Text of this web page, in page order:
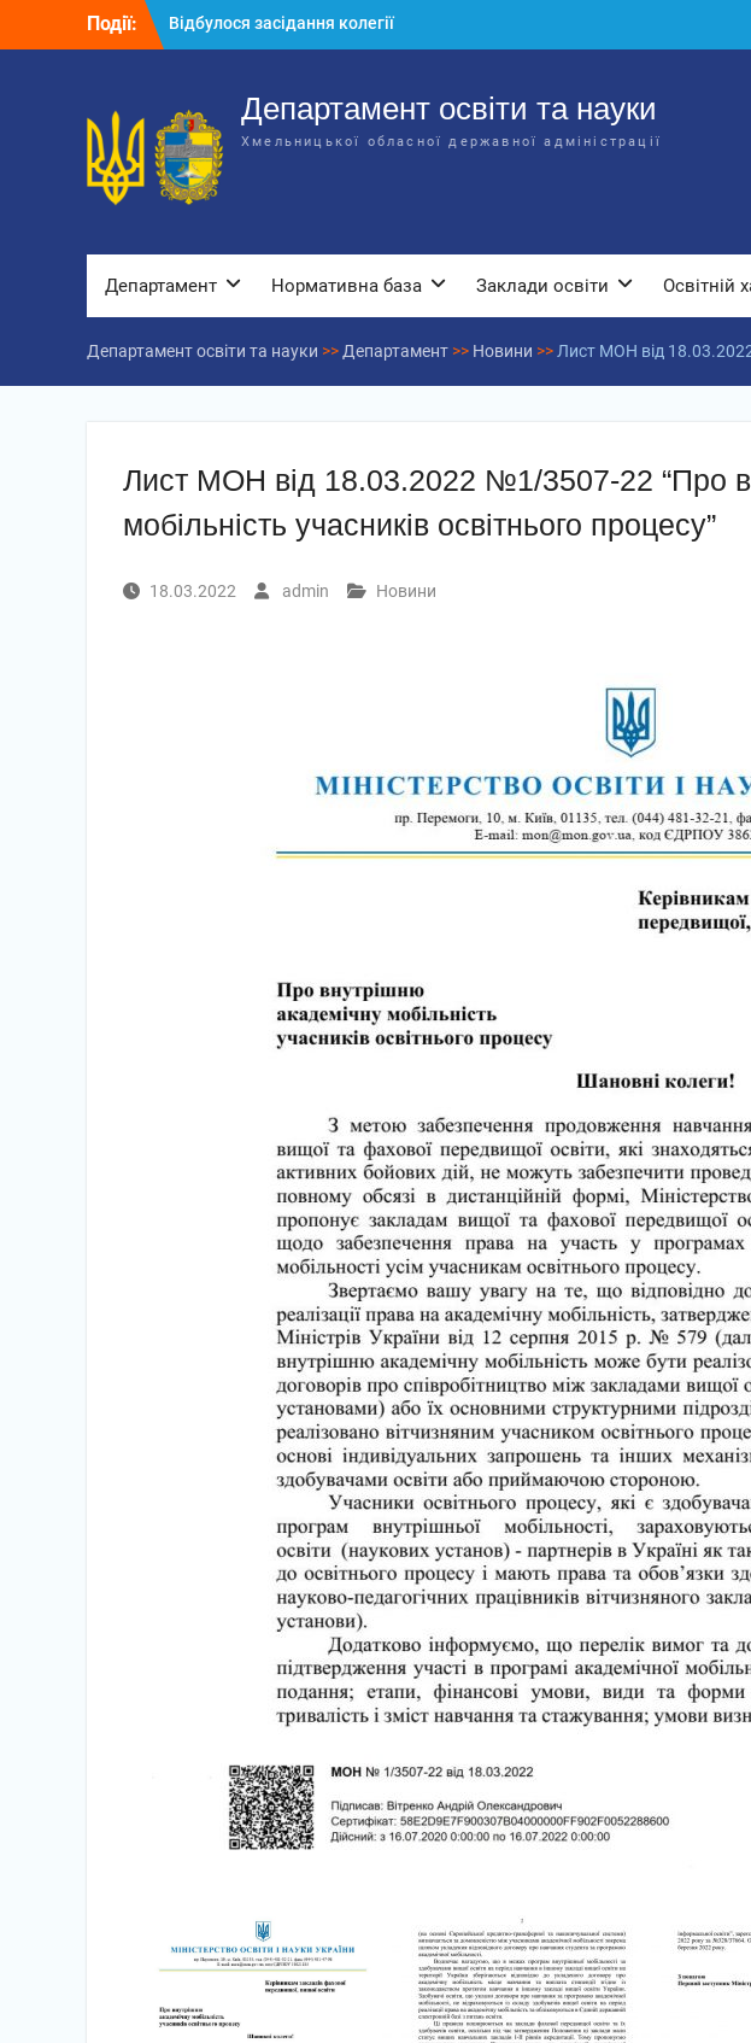
Події:
державної адміністрації
патріотичне виховання
Відбулося вручення трьох автобусів
для потреб закладів освіти
Департамент освіти та науки
Хмельницької обласної державної адміністрації
Департамент Нормативна база Заклади освіти Освітній
Департамент освіти та науки >> Департамент >> Новини >> Лист МОН від
Лист МОН від 18.03.2022 №1/3507-22 “Про
мобільність учасників освітнього процесу”
18.03.2022 admin Новини